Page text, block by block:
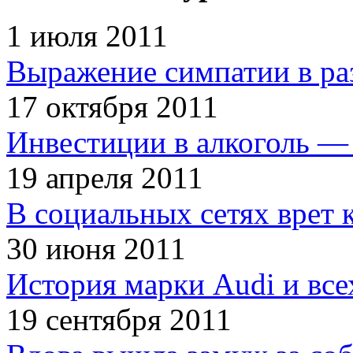
1 июля 2011
Выражение симпатии в
17 октября 2011
Инвестиции в алкоголь —
19 апреля 2011
В социальных сетях врет
30 июня 2011
История марки Audi и
19 сентября 2011